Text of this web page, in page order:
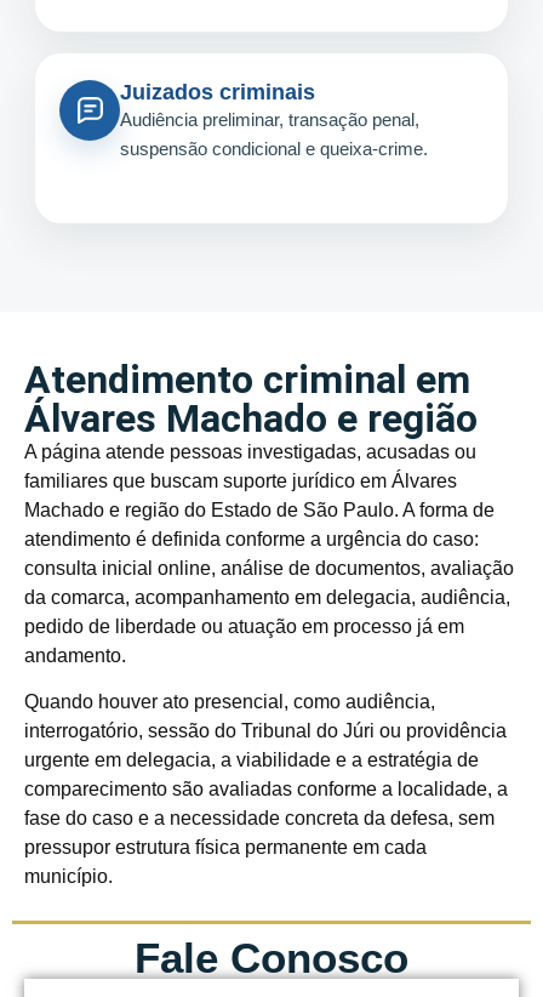
Juizados criminais
Audiência preliminar, transação penal,
suspensão condicional e queixa-crime.
Atendimento criminal em
Álvares Machado e região
A página atende pessoas investigadas, acusadas ou
familiares que buscam suporte jurídico em Álvares
Machado e região do Estado de São Paulo. A forma de
atendimento é definida conforme a urgência do caso:
consulta inicial online, análise de documentos, avaliação
da comarca, acompanhamento em delegacia, audiência,
pedido de liberdade ou atuação em processo já em
andamento.
Quando houver ato presencial, como audiência,
interrogatório, sessão do Tribunal do Júri ou providência
urgente em delegacia, a viabilidade e a estratégia de
comparecimento são avaliadas conforme a localidade, a
fase do caso e a necessidade concreta da defesa, sem
pressupor estrutura física permanente em cada
município.
Fale Conosco